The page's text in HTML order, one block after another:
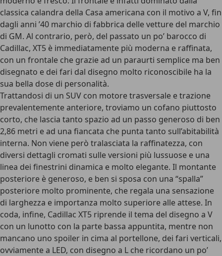
classica calandra della Casa americana con il motivo a V, fin
dagli anni ’40 marchio di fabbrica delle vetture del marchio
di GM. Al contrario, però, del passato un po’ barocco di
Cadillac, XT5 è immediatamente più moderna e raffinata,
con un frontale che grazie ad un paraurti semplice ma ben
disegnato e dei fari dal disegno molto riconoscibile ha la
sua bella dose di personalità.
Trattandosi di un SUV con motore trasversale e trazione
prevalentemente anteriore, troviamo un cofano piuttosto
corto, che lascia tanto spazio ad un passo generoso di ben
2,86 metri e ad una fiancata che punta tanto sull’abitabilità
interna. Non viene però tralasciata la raffinatezza, con
diversi dettagli cromati sulle versioni più lussuose e una
linea dei finestrini dinamica e molto elegante. Il montante
posteriore è generoso, e ben si sposa con una “spalla”
posteriore molto prominente, che regala una sensazione
di larghezza e importanza molto superiore alle attese. In
coda, infine, Cadillac XT5 riprende il tema del disegno a V
con un lunotto con la parte bassa appuntita, mentre non
mancano uno spoiler in cima al portellone, dei fari verticali,
ovviamente a LED, con disegno a L che ricordano un po’